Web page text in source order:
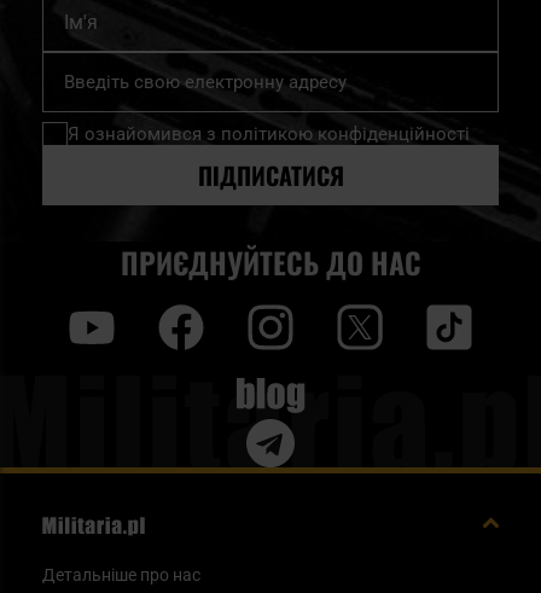
Підпишіться
нашу
розсилку
Я ознайомився з політикою конфіденційності
ПІДПИСАТИСЯ
ПРИЄДНУЙТЕСЬ ДО НАС
Blog
Детальніше про нас